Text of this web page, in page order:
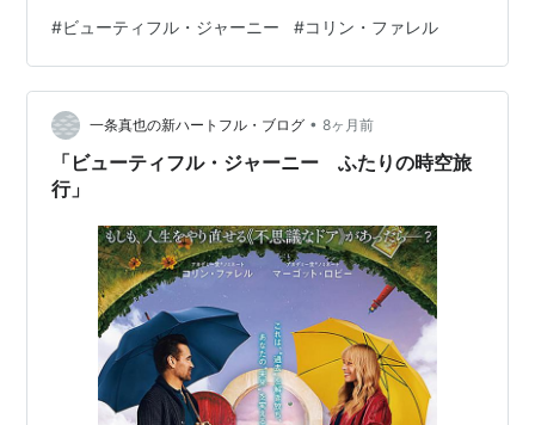
ジーロマンス映画です。コリンは佳作「アフター・ヤ
ン」に続いてのコゴナダ監督作品出演となりました。 ア
フター・ヤン同様、今作もちょっと不思議な世界観と雰
囲気の、優しくセンチメンタルな映画となっていまし
た。かなりファンタジックにも。不思議なドアを開けて
過去・現在・未来を行き来するデヴィッド…
#ビューティフル・ジャーニー #コリン・ファレル
一条真也の新ハートフル・ブログ • 8ヶ月前
「ビューティフル・ジャーニー ふたりの時空旅
行」